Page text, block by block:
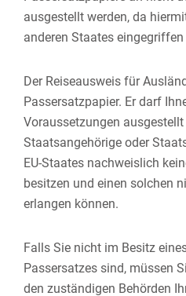
ausgestellt werden, da
anderen Staates
Der Reiseausweis für
Passersatzpapier. Er darf
Voraussetzungen
Staatsangehörige oder
EU-Staates nachweislich
besitzen und einen solchen
erlangen können.
Falls Sie nicht im Besitz
Passersatzes sind, müssen
den zuständigen Behörden